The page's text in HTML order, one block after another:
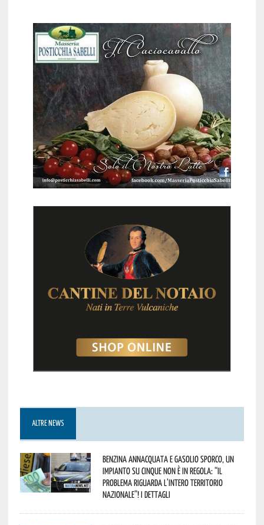
ALTRE NEWS
Benzina annacquata e gasolio sporco, un
impianto su cinque non è in regola: “il
problema riguarda l’intero territorio
Nazionale”! I dettagli